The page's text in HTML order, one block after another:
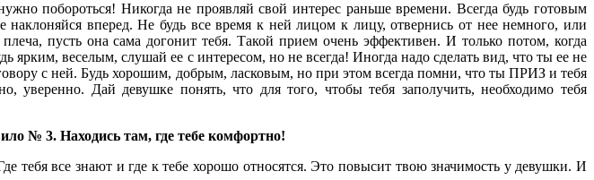
побороться! Никогда не проявляй свой интерес раньше времени. Всегда будь готовым
наклоняйся вперед. Не будь все время к ней лицом к лицу, отвернись от нее немного, или
пусть она сама догонит тебя. Такой прием очень эффективен. И только потом, когда
ярким, веселым, слушай ее с интересом, но не всегда! Иногда надо сделать вид, что ты ее не
с ней. Будь хорошим, добрым, ласковым, но при этом всегда помни, что ты ПРИЗ и тебя
уверенно. Дай девушке понять, что для того, чтобы тебя заполучить, необходимо тебя
№ 3. Находись там, где тебе комфортно!
тебя все знают и где к тебе хорошо относятся. Это повысит твою значимость у девушки. И